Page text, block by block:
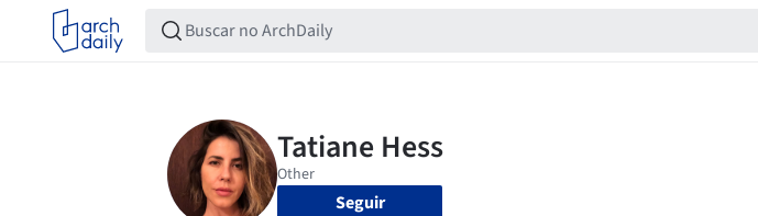
Seguir